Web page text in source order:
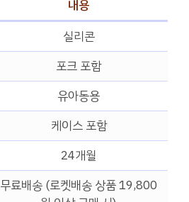
내용
실리콘
포크 포함
유아동용
케이스 포함
24개월
무료배송 (로켓배송 상품 19,800